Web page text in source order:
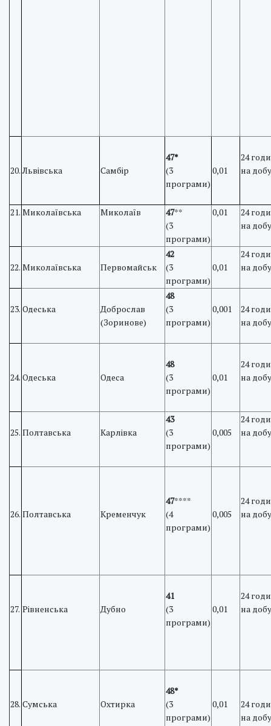
20. Львівська Самбір
47*
(3
програми)
0,01
24
на добу
21. Миколаївська Миколаїв 47**
(3
програми)
0,01
24
на добу
22. Миколаївська Первомайськ
42
(3
програми)
0,01
24
на добу
23. Одеська
Доброслав
(Зоринове)
48
(3
програми)
0,001
24
на добу
24. Одеська Одеса
48
(3
програми)
0,01
24
на добу
25. Полтавська Карлівка
43
(3
програми)
0,005
24
на добу
26. Полтавська Кременчук
47****
(4
програми)
0,005
24
на добу
27. Рівненська Дубно
41
(3
програми)
0,01
24
на добу
28. Сумська Охтирка
48*
(3
програми)
0,01
24
на добу